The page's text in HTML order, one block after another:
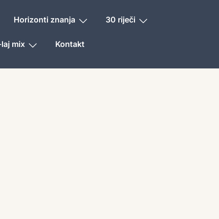
Horizonti znanja 30 riječi
mix Kontakt